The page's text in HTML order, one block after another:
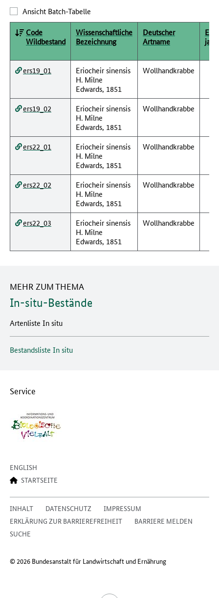
Ansicht Batch-Tabelle
Code
Wildbestand
Wissenschaftliche
Bezeichnung
Deutscher
Artname
jahr
ers19_01
Eriocheir sinensis
H. Milne
Edwards, 1851
Wollhandkrabbe
ers19_02
Eriocheir sinensis
H. Milne
Edwards, 1851
Wollhandkrabbe
ers22_01
Eriocheir sinensis
H. Milne
Edwards, 1851
Wollhandkrabbe
ers22_02
Eriocheir sinensis
H. Milne
Edwards, 1851
Wollhandkrabbe
ers22_03
Eriocheir sinensis
H. Milne
Edwards, 1851
Wollhandkrabbe
MEHR ZUM THEMA
In-situ-Bestände
Artenliste In situ
Bestandsliste In situ
Service
ENGLISH
STARTSEITE
INHALT DATENSCHUTZ
IMPRESSUM
ERKLÄRUNG ZUR BARRIEREFREIHEIT
BARRIERE MELDEN
SUCHE
© 2026 Bundesanstalt für Landwirtschaft und Ernährung